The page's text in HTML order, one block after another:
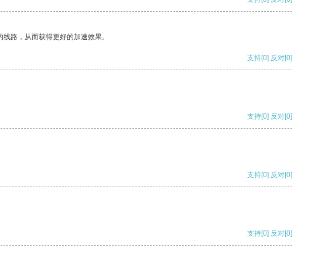
路，从而获得更好的加速效果。
支持[0] 反对[0]
支持[0] 反对[0]
支持[0] 反对[0]
支持[0] 反对[0]